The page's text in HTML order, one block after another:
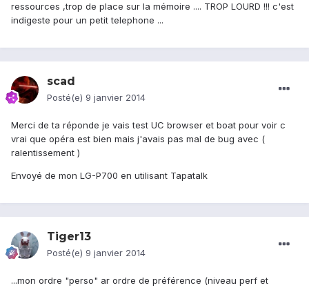
ressources ,trop de place sur la mémoire .... TROP LOURD !!! c'est
indigeste pour un petit telephone ...
scad
Posté(e) 9 janvier 2014
Merci de ta réponde je vais test UC browser et boat pour voir c
vrai que opéra est bien mais j'avais pas mal de bug avec (
ralentissement )
Envoyé de mon LG-P700 en utilisant Tapatalk
Tiger13
Posté(e) 9 janvier 2014
...mon ordre "perso" ar ordre de préférence (niveau perf et